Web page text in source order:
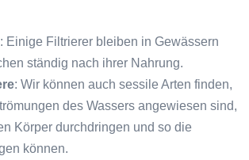
: Einige Filtrierer bleiben in Gewässern
ständig nach ihrer Nahrung.
: Wir können auch sessile Arten finden,
des Wassers angewiesen sind,
Körper durchdringen und so die
können.